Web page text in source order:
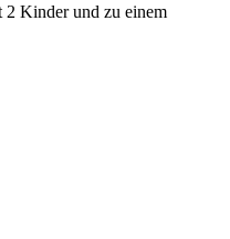
2 Kinder und zu einem